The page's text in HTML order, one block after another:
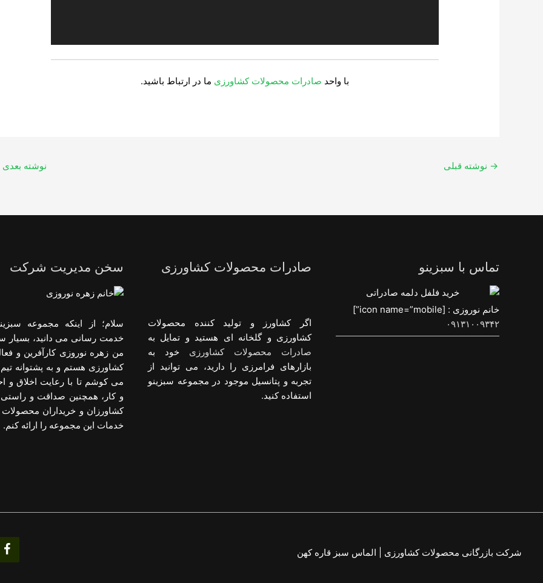
با واحد صادرات محصولات کشاورزی ما در ارتباط باشید.
→ نوشته قبلی نوشته بعدی
تماس با سبزینو
خانم نوروزی : [icon name=”mobile”]
۰۹۱۳۱۰۰۹۳۴۲
صادرات محصولات کشاورزی
اگر کشاورز و تولید کننده محصولات
کشاورزی و گلخانه ای هستید و تمایل به
صادرات محصولات کشاورزی خود به
بازارهای فرامرزی را دارید، می توانید از
تجربه و پتانسیل موجود در مجموعه سبزینو
استفاده کنید.
سخن مدیریت شرکت
سلام؛ از اینکه مجموعه
خدمت رسانی می دانید، بسیار
من زهره نوروزی کارآفرین و
کشاورزی هستم و به پشتوانه تیم
می کوشم تا با رعایت اخلاق و
و کار، همچنین صداقت و راستی
کشاورزان و خریداران
خدمات این مجموعه را ارائه کنم.
شرکت بازرگانی محصولات کشاورزی | الماس سبز قاره کهن